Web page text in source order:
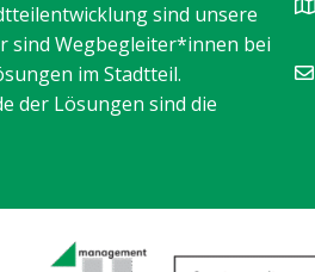
sind unsere
sind Wegbegleiter*innen bei
im Stadtteil.
der Lösungen sind die